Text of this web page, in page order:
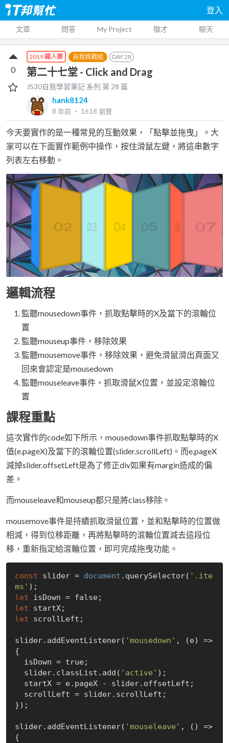
登入
文章 問答 My Project 徵才 聊天
2019 鐵人賽 自我挑戰組 DAY28
第二十七堂 - Click and Drag
JS30自我學習筆記 系列 第28 篇
hank8124
8 年前 ‧ 1618 瀏覽
0
今天要實作的是一種常見的互動效果，「點擊並拖曳」。大
家可以在下面實作範例中操作，按住滑鼠左鍵，將這串數字
列表左右移動。
邏輯流程
監聽mousedown事件，抓取點擊時的X及當下的滾輪位
置
監聽mouseup事件，移除效果
監聽mousemove事件，移除效果，避免滑鼠滑出頁面又
回來會認定是mousedown
監聽mouseleave事件，抓取滑鼠X位置，並設定滾輪位
置
課程重點
這次實作的code如下所示，mousedown事件抓取點擊時的X
值(e.pageX)及當下的滾輪位置(slider.scrollLeft)。而e.pageX
減掉slider.offsetLeft是為了修正div如果有margin造成的偏
差。
而mouseleave和mouseup都只是將class移除。
mousemove事件是持續抓取滑鼠位置，並和點擊時的位置做
相減，得到位移距離，再將點擊時的滾輪位置減去這段位
移，重新指定給滾輪位置，即可完成拖曳功能。
const slider = document .querySelector( '.ite
ms'
let isDown = false
let
let scrollLeft;
slider.addEventListener( 'mousedown' , (e) =>
{
  isDown =
true;
  slider.classList.add(
'active' );
});
slider.addEventListener( 'mouseleave' , () =>
{